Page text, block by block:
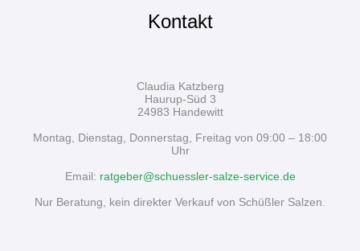
Kontakt
Claudia Katzberg
Haurup-Süd 3
24983 Handewitt
Montag, Dienstag, Donnerstag, Freitag von 09:00 – 18:00
Uhr
Email: ratgeber@schuessler-salze-service.de
Nur Beratung, kein direkter Verkauf von Schüßler Salzen.